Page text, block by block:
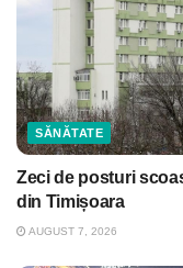
SĂNĂTATE
Zeci de posturi
din Timișoara
AUGUST 7, 2026